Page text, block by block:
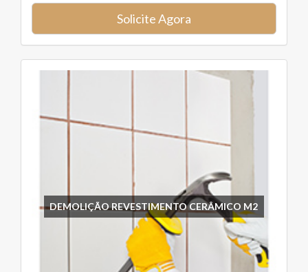
Solicite Agora
DEMOLIÇÃO REVESTIMENTO CERÂMICO M2